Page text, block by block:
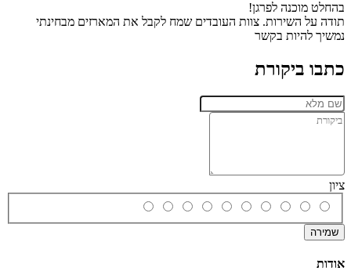
בהחלט מוכנה לפרגן!
תודה על השירות. צוות העובדים שמח לקבל את המארזים מבחינתי
נמשיך להיות בקשר
כתבו ביקורת
ציון
שמירה
אודות